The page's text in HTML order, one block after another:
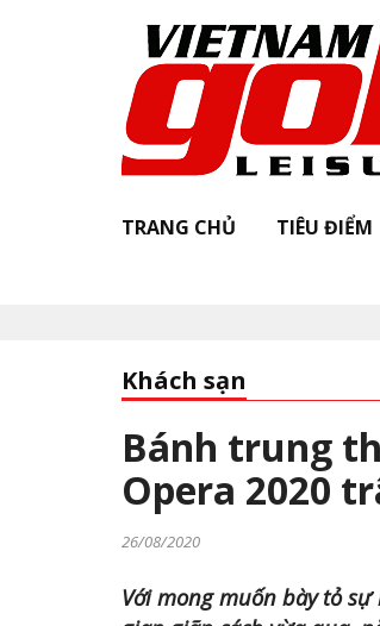
TRANG CHỦ TIÊU ĐIỂM
Khách sạn
Bánh trung
Opera 2020
26/08/2020
Với mong muốn bày tỏ